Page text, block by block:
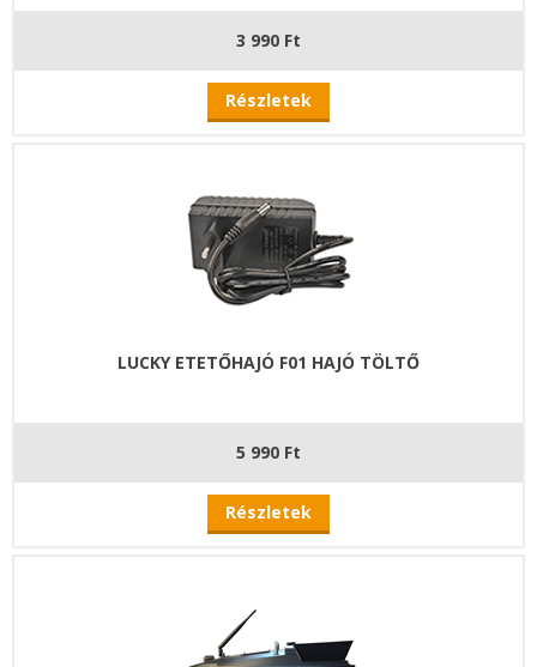
3 990 Ft
Részletek
LUCKY ETETŐHAJÓ F01 HAJÓ TÖLTŐ
5 990 Ft
Részletek